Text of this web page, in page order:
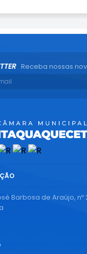
Barbosa de Araújo, nº
Receba nossas